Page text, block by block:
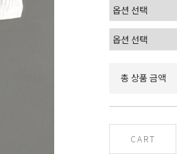
총 상품 금액
CART